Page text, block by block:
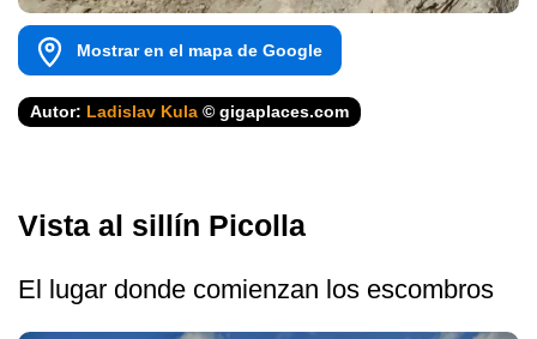
Mostrar en el mapa de Google
Autor: Ladislav Kula © gigaplaces.com
Vista al sillín Picolla
El lugar donde comienzan los escombros